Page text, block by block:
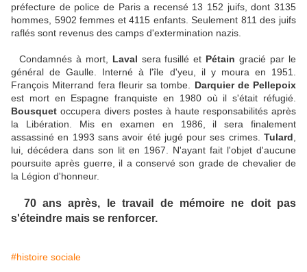
préfecture de police de Paris a recensé 13 152 juifs, dont 3135
hommes, 5902 femmes et 4115 enfants. Seulement 811 des juifs
raflés sont revenus des camps d'extermination nazis.
Condamnés à mort, Laval sera fusillé et Pétain gracié par le
général de Gaulle. Interné à l'île d'yeu, il y moura en 1951.
François Miterrand fera fleurir sa tombe. Darquier de Pellepoix
est mort en Espagne franquiste en 1980 où il s'était réfugié.
Bousquet occupera divers postes à haute responsabilités après
la Libération. Mis en examen en 1986, il sera finalement
assassiné en 1993 sans avoir été jugé pour ses crimes. Tulard
lui, décédera dans son lit en 1967. N'ayant fait l'objet d'aucune
poursuite après guerre, il a conservé son grade de chevalier de
la Légion d'honneur.
70 ans après, le travail de mémoire ne doit pas
s'éteindre mais se renforcer.
#histoire sociale